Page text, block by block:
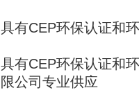
具有CEP环保认证和
具有CEP环保认证和
限公司专业供应